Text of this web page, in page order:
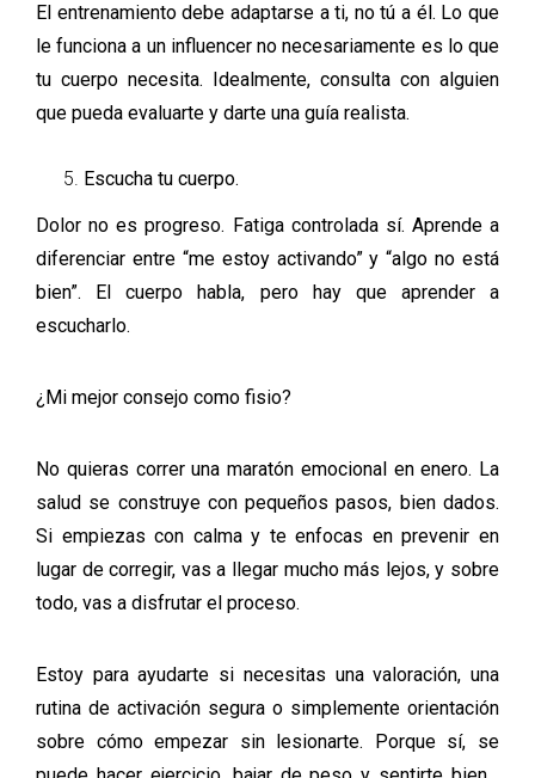
El entrenamiento debe adaptarse a ti, no tú a él. Lo que
le funciona a un influencer no necesariamente es lo que
tu cuerpo necesita. Idealmente, consulta con alguien
que pueda evaluarte y darte una guía realista.
Escucha tu cuerpo.
Dolor no es progreso. Fatiga controlada sí. Aprende a
diferenciar entre “me estoy activando” y “algo no está
bien”. El cuerpo habla, pero hay que aprender a
escucharlo.
¿Mi mejor consejo como fisio?
No quieras correr una maratón emocional en enero. La
salud se construye con pequeños pasos, bien dados.
Si empiezas con calma y te enfocas en prevenir en
lugar de corregir, vas a llegar mucho más lejos, y sobre
todo, vas a disfrutar el proceso.
Estoy para ayudarte si necesitas una valoración, una
rutina de activación segura o simplemente orientación
sobre cómo empezar sin lesionarte. Porque sí, se